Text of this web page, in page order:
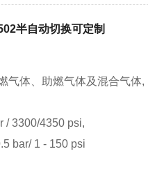
半自动切换可定制
气体、助燃气体及混合气体,
/ 3300/4350 psi,
bar/ 1 - 150 psi